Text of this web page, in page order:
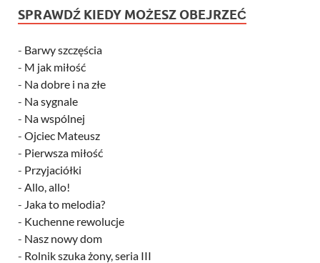
SPRAWDŹ KIEDY MOŻESZ OBEJRZEĆ
- Barwy szczęścia
- M jak miłość
- Na dobre i na złe
- Na sygnale
- Na wspólnej
- Ojciec Mateusz
- Pierwsza miłość
- Przyjaciółki
- Allo, allo!
- Jaka to melodia?
- Kuchenne rewolucje
- Nasz nowy dom
- Rolnik szuka żony, seria III